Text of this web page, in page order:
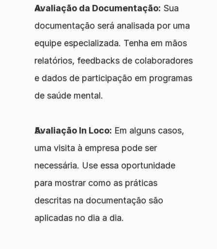
Avaliação da Documentação: Sua
documentação será analisada por uma
equipe especializada. Tenha em mãos
relatórios, feedbacks de colaboradores
e dados de participação em programas
de saúde mental.
Avaliação In Loco: Em alguns casos,
uma visita à empresa pode ser
necessária. Use essa oportunidade
para mostrar como as práticas
descritas na documentação são
aplicadas no dia a dia.